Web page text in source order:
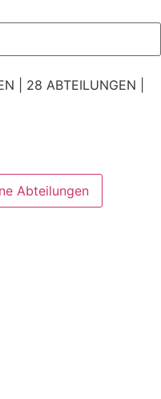
| 28 ABTEILUNGEN |
Abteilungen